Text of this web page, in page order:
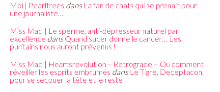
Moi | Pearltrees dans La fan de chats qui se prenait pour
une journaliste…
Miss Mad | Le sperme, anti-dépresseur naturel par
excellence dansQuand sucer donne le cancer… Les
puritains nous auront prévenus !
Miss Mad | Heartsrevolution – Retrograde – Ou comment
réveiller les esprits embrumés dans Le Tigre, Deceptacon,
pour se secouer la tête et le reste